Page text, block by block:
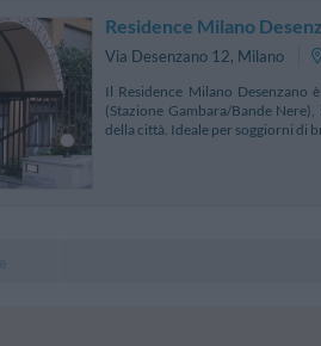
Residence Milano
Via Desenzano 12, Milano
Il Residence Milano Desenzano
(Stazione Gambara/Bande
della città. Ideale per soggiorni di